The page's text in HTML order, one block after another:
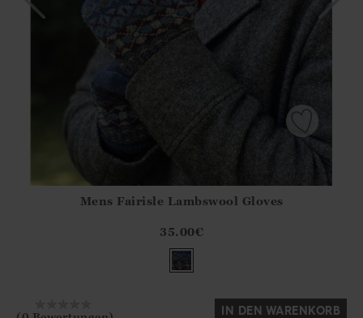
?? ""
Nein
Mens Fairisle Lambswool Gloves
35.00€
IN DEN WARENKORB